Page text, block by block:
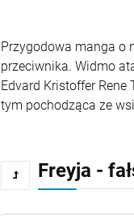
Przygodowa manga o
przeciwnika. Widmo
Edvard Kristoffer
tym pochodząca ze
Freyja -